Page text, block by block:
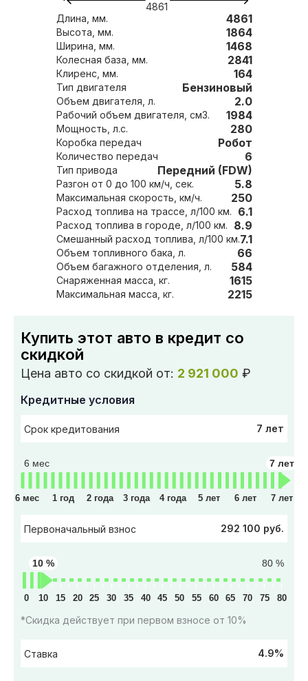
4861
Длина, мм. 4861
Высота, мм. 1864
Ширина, мм. 1468
Колесная база, мм. 2841
Клиренс, мм. 164
Тип двигателя Бензиновый
Объем двигателя, л. 2.0
Рабочий объем двигателя, см3. 1984
Мощность, л.с. 280
Коробка передач Робот
Количество передач 6
Тип привода Передний (FDW)
Разгон от 0 до 100 км/ч, сек. 5.8
Максимальная скорость, км/ч. 250
Расход топлива на трассе, л/100 км. 6.1
Расход топлива в городе, л/100 км. 8.9
Смешанный расход топлива, л/100 км.7.1
Объем топливного бака, л. 66
Объем багажного отделения, л. 584
Снаряженная масса, кг. 1615
Максимальная масса, кг. 2215
Купить этот авто в кредит со
скидкой
Цена авто со скидкой от: 2 921 000 ₽
Кредитные условия
Срок кредитования 7 лет
6 мес 7 лет
6 мес 1 год 2 года 3 года 4 года 5 лет 6 лет 7 лет
Первоначальный взнос 292 100 руб.
80 %
10 %
0 10 15 20 25 30 35 40 45 50 55 60 65 70 75 80
*Скидка действует при первом взносе от 10%
Ставка 4.9%